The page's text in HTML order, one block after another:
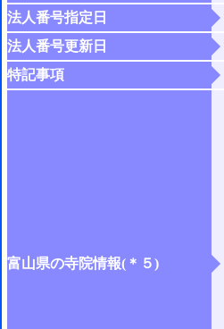
法人番号指定日
法人番号更新日
特記事項
富山県の寺院情報(＊５)